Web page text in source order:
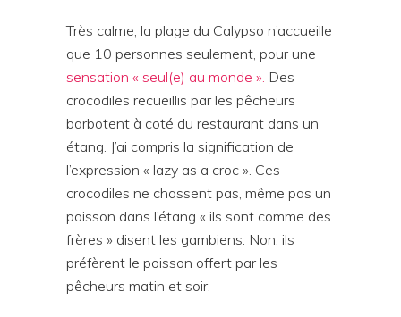
Très calme, la plage du Calypso n’accueille
que 10 personnes seulement, pour une
sensation « seul(e) au monde ». Des
crocodiles recueillis par les pêcheurs
barbotent à coté du restaurant dans un
étang. J’ai compris la signification de
l’expression « lazy as a croc ». Ces
crocodiles ne chassent pas, même pas un
poisson dans l’étang « ils sont comme des
frères » disent les gambiens. Non, ils
préfèrent le poisson offert par les
pêcheurs matin et soir.